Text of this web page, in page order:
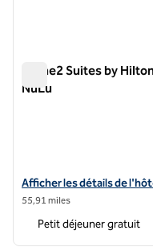
Home2 Suites by
NuLu
Afficher les détails de
Afficher les détails de
55,91 miles
Petit déjeuner gratuit